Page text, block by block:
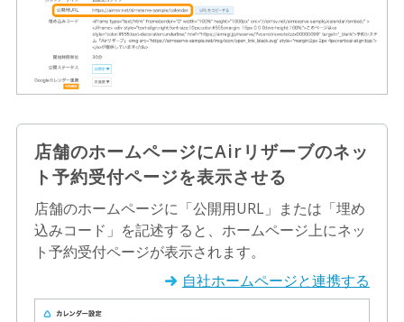
店舗のホームページにAirリザーブのネッ
ト予約受付ページを表示させる
店舗のホームページに「公開用URL」または「埋め
込みコード」を記述すると、ホームページ上にネッ
ト予約受付ページが表示されます。
自社ホームページと連携する